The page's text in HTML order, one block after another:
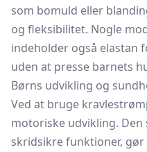
som bomuld eller
og fleksibilitet. Nogle
indeholder også elastan
uden at presse barnets
Børns udvikling og
Ved at bruge
motoriske udvikling.
skridsikre funktioner,